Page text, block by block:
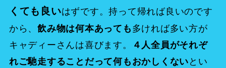
くても良いはずです。持って帰れば良いのです
から、飲み物は何本あっても多ければ多い方が
キャディーさんは喜びます。
４人全員がそれぞ
れご馳走することだって何もおかしくないとい